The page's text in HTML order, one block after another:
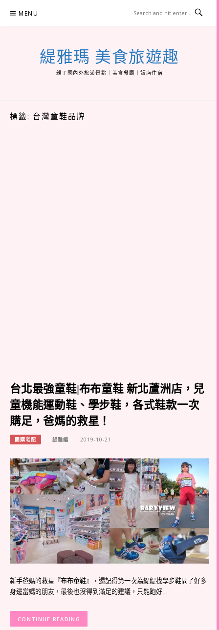
MENU
緹雅瑪 美食旅遊趣
親子國內外旅遊景點｜美食餐廳｜飯店住宿
標籤: 台灣童鞋品牌
台北最強童鞋|布布童鞋 新北蘆洲店，兒
童機能運動鞋、學步鞋，各式鞋款一次
購足，爸媽的救星！
團購宅配 緹雅編 2019-10-21
新手爸媽的救星『布布童鞋』，還記得第一次為緹緹找學步鞋問了好多
身邊當媽的朋友，最後也沒得到滿足的建議，只能跑好…
CONTINUE READING